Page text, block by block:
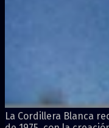
La Cordillera Blanca